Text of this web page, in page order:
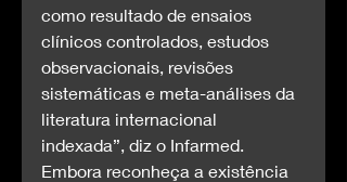
como resultado de ensaios
clínicos controlados, estudos
observacionais, revisões
sistemáticas e meta-análises da
literatura internacional
indexada”, diz o Infarmed.
Embora reconheça a existência